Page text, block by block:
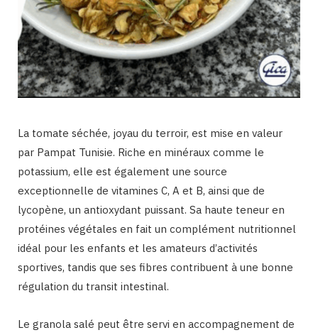
La tomate séchée, joyau du terroir, est mise en valeur
par Pampat Tunisie. Riche en minéraux comme le
potassium, elle est également une source
exceptionnelle de vitamines C, A et B, ainsi que de
lycopène, un antioxydant puissant. Sa haute teneur en
protéines végétales en fait un complément nutritionnel
idéal pour les enfants et les amateurs d’activités
sportives, tandis que ses fibres contribuent à une bonne
régulation du transit intestinal.
Le granola salé peut être servi en accompagnement de